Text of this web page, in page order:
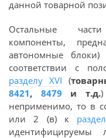
данной товарной
Остальные
компоненты,
автономные блоки)
соответствии с
разделу XVI (
8421, 8479 и т.д.
неприменимо, то в
или 2 (в) к